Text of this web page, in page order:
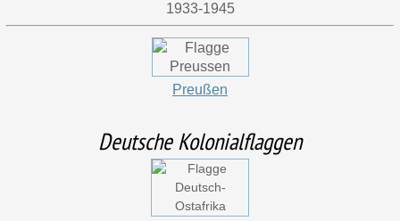
1933-1945
Preußen
Deutsche Kolonialflaggen